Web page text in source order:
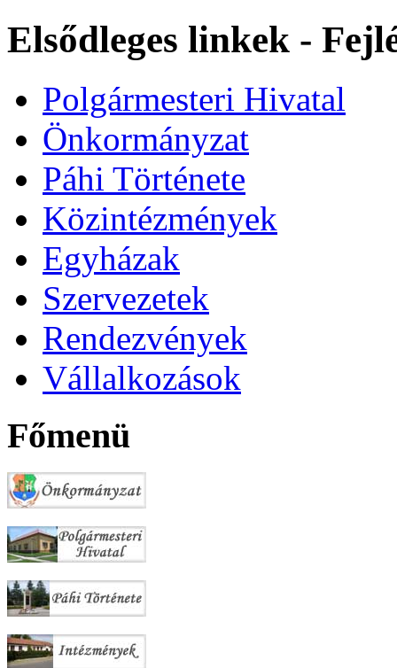
Elsődleges linkek -
Polgármesteri Hivatal
Önkormányzat
Páhi Története
Közintézmények
Egyházak
Szervezetek
Rendezvények
Vállalkozások
Főmenü